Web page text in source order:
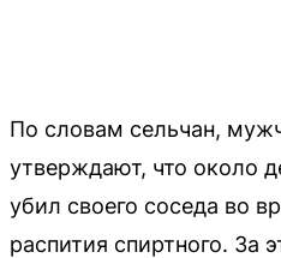
По словам сельчан,
утверждают, что около
убил своего соседа во
распития спиртного. За